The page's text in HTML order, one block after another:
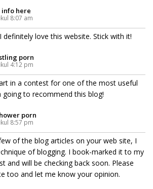
here
8:07 am
definitely love this website. Stick with it!
porn
4:12 pm
in a contest for one of the most useful
going to recommend this blog!
porn
8:57 pm
of the blog articles on your web site, I
of blogging. I book-marked it to my
and will be checking back soon. Please
too and let me know your opinion.